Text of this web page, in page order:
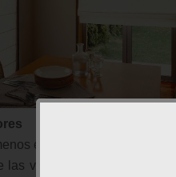
eficiente que las
las ventanas y no